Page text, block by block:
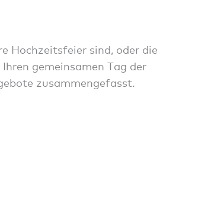
Hochzeitsfeier sind, oder die
gemeinsamen Tag der
zusammengefasst.